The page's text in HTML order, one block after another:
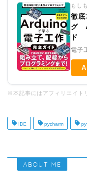
もしも
徹
グ
ド
電子
※本記事にはアフィリエイト
IDE pycharm
ABOUT ME